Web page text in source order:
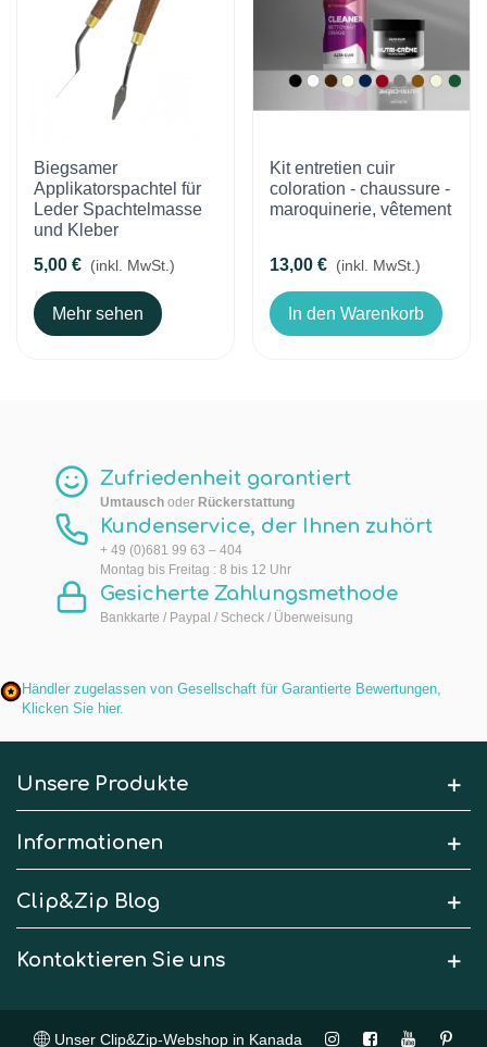
Biegsamer
Applikatorspachtel für
Leder Spachtelmasse
und Kleber
5,00 € (inkl. MwSt.)
Mehr sehen
Kit entretien cuir
coloration - chaussure -
maroquinerie, vêtement
13,00 € (inkl. MwSt.)
In den Warenkorb
Zufriedenheit garantiert
Umtausch oder Rückerstattung
Kundenservice, der Ihnen zuhört
+ 49 (0)681 99 63 – 404
Montag bis Freitag : 8 bis 12 Uhr
Gesicherte Zahlungsmethode
Bankkarte / Paypal / Scheck / Überweisung
Händler zugelassen von Gesellschaft für Garantierte Bewertungen,
Klicken Sie hier.
Unsere Produkte
Informationen
Clip&Zip Blog
Kontaktieren Sie uns
Unser Clip&Zip-Webshop in Kanada